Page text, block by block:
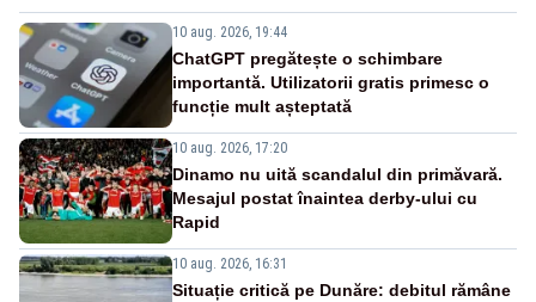
10 aug. 2026, 19:44
ChatGPT pregătește o schimbare
importantă. Utilizatorii gratis primesc o
funcție mult așteptată
10 aug. 2026, 17:20
Dinamo nu uită scandalul din primăvară.
Mesajul postat înaintea derby-ului cu
Rapid
10 aug. 2026, 16:31
Situație critică pe Dunăre: debitul rămâne